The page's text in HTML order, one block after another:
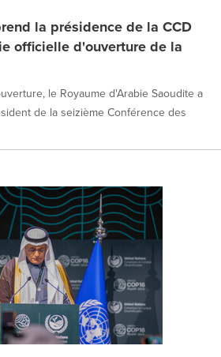
la présidence de la CCD
officielle d'ouverture de la
le Royaume d'Arabie Saoudite a
de la seizième Conférence des